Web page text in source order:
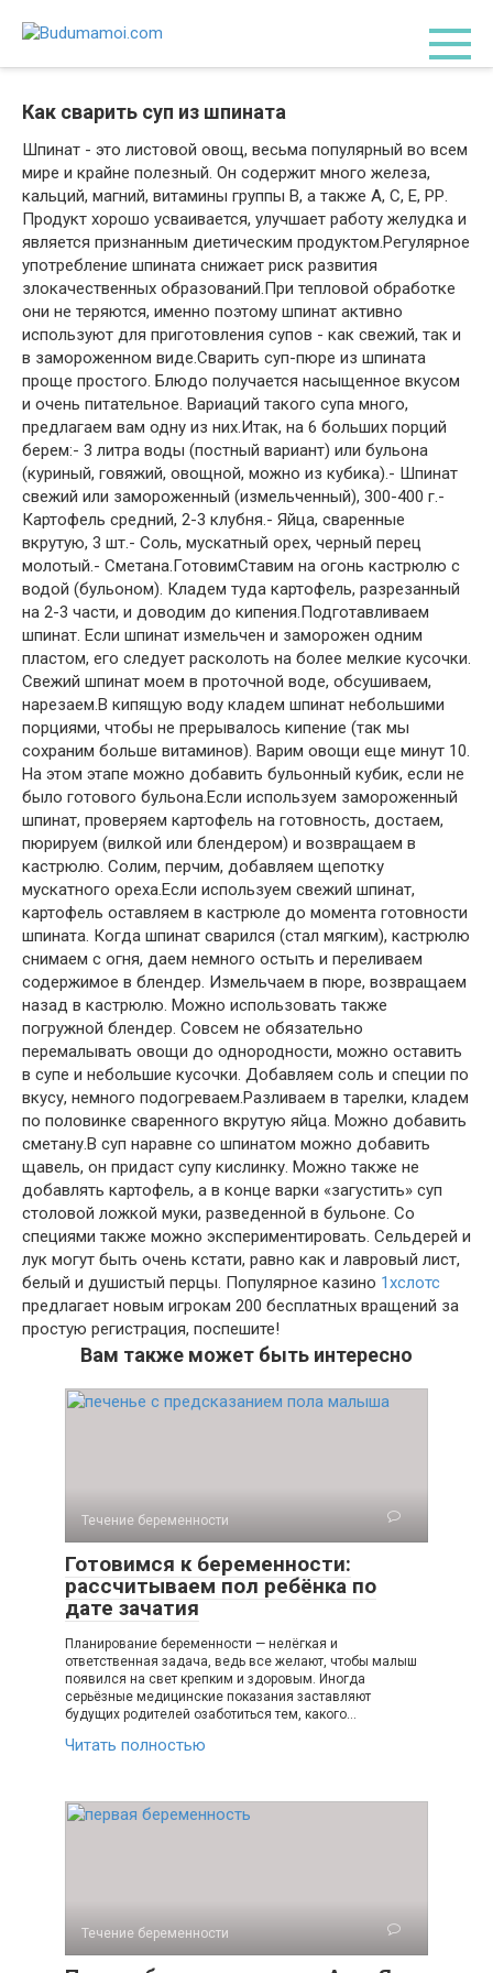
Как сварить суп из шпината
Шпинат - это листовой овощ, весьма популярный во всем
мире и крайне полезный. Он содержит много железа,
кальций, магний, витамины группы В, а также А, С, Е, РР.
Продукт хорошо усваивается, улучшает работу желудка и
является признанным диетическим продуктом.Регулярное
употребление шпината снижает риск развития
злокачественных образований.При тепловой обработке
они не теряются, именно поэтому шпинат активно
используют для приготовления супов - как свежий, так и
в замороженном виде.Сварить суп-пюре из шпината
проще простого. Блюдо получается насыщенное вкусом
и очень питательное. Вариаций такого супа много,
предлагаем вам одну из них.Итак, на 6 больших порций
берем:- 3 литра воды (постный вариант) или бульона
(куриный, говяжий, овощной, можно из кубика).- Шпинат
свежий или замороженный (измельченный), 300-400 г.-
Картофель средний, 2-3 клубня.- Яйца, сваренные
вкрутую, 3 шт.- Соль, мускатный орех, черный перец
молотый.- Сметана.ГотовимСтавим на огонь кастрюлю с
водой (бульоном). Кладем туда картофель, разрезанный
на 2-3 части, и доводим до кипения.Подготавливаем
шпинат. Если шпинат измельчен и заморожен одним
пластом, его следует расколоть на более мелкие кусочки.
Свежий шпинат моем в проточной воде, обсушиваем,
нарезаем.В кипящую воду кладем шпинат небольшими
порциями, чтобы не прерывалось кипение (так мы
сохраним больше витаминов). Варим овощи еще минут 10.
На этом этапе можно добавить бульонный кубик, если не
было готового бульона.Если используем замороженный
шпинат, проверяем картофель на готовность, достаем,
пюрируем (вилкой или блендером) и возвращаем в
кастрюлю. Солим, перчим, добавляем щепотку
мускатного ореха.Если используем свежий шпинат,
картофель оставляем в кастрюле до момента готовности
шпината. Когда шпинат сварился (стал мягким), кастрюлю
снимаем с огня, даем немного остыть и переливаем
содержимое в блендер. Измельчаем в пюре, возвращаем
назад в кастрюлю. Можно использовать также
погружной блендер. Совсем не обязательно
перемалывать овощи до однородности, можно оставить
в супе и небольшие кусочки. Добавляем соль и специи по
вкусу, немного подогреваем.Разливаем в тарелки, кладем
по половинке сваренного вкрутую яйца. Можно добавить
сметану.В суп наравне со шпинатом можно добавить
щавель, он придаст супу кислинку. Можно также не
добавлять картофель, а в конце варки «загустить» суп
столовой ложкой муки, разведенной в бульоне. Со
специями также можно экспериментировать. Сельдерей и
лук могут быть очень кстати, равно как и лавровый лист,
белый и душистый перцы. Популярное казино 1хслотс
предлагает новым игрокам 200 бесплатных вращений за
простую регистрация, поспешите!
Вам также может быть интересно
Течение беременности
Готовимся к беременности:
рассчитываем пол ребёнка по
дате зачатия
Планирование беременности — нелёгкая и
ответственная задача, ведь все желают, чтобы малыш
появился на свет крепким и здоровым. Иногда
серьёзные медицинские показания заставляют
будущих родителей озаботиться тем, какого…
Читать полностью
Течение беременности